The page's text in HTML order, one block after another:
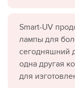
Smart-UV
лампы для
сегодняшний
одна другая
для